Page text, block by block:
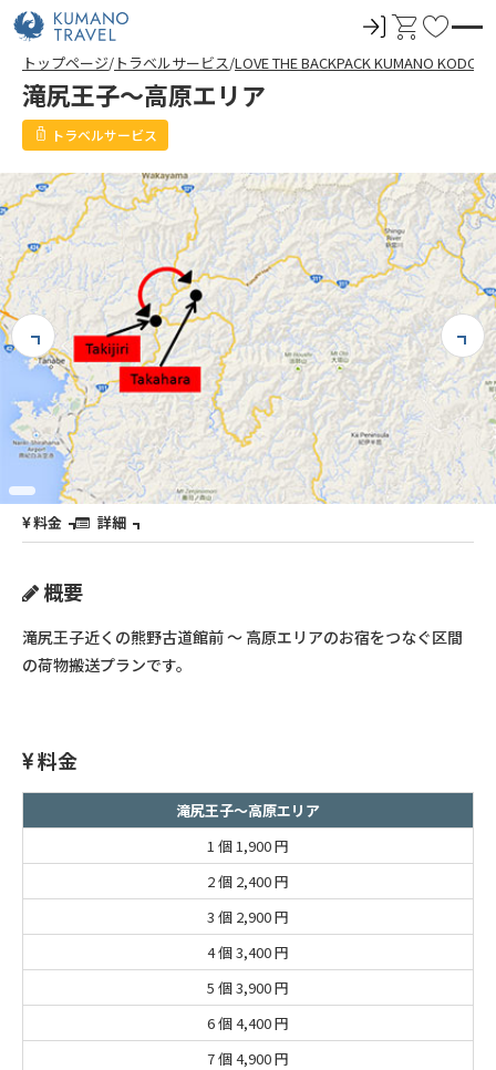
ロ
イ
カ
ト
お
に
トップページ トラベルサービス LOVE THE BACKPACK KUMANO KODO
滝尻王子～高原エリア
トラベルサービス
料金 詳細
概要
滝尻王子近くの熊野古道館前 ～ 高原エリアのお宿をつなぐ区間
の荷物搬送プランです。
料金
滝尻王子～高原エリア
1 個 1,900 円
2 個 2,400 円
3 個 2,900 円
4 個3,400 円
5 個3,900 円
6 個4,400 円
7 個4,900 円